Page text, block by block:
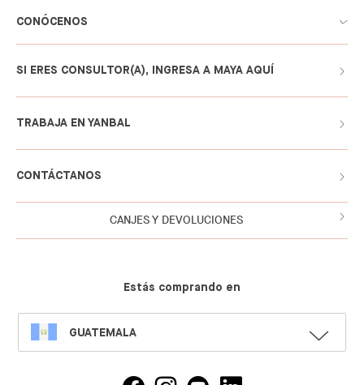
CONÓCENOS
SI ERES CONSULTOR(A), INGRESA A MAYA AQUÍ
TRABAJA EN YANBAL
CONTÁCTANOS
CANJES Y DEVOLUCIONES
Estás comprando en
SELECT
LANGUAGE
GUATEMALA